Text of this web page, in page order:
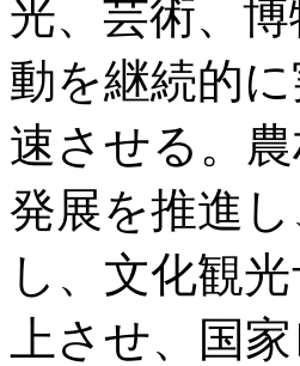
光、芸術、
動を継続的
速させる。
発展を推進
し、文化観
上させ、国